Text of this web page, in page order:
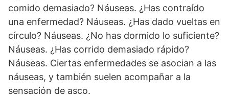
comido demasiado? Náuseas. ¿Has contraído
una enfermedad? Náuseas. ¿Has dado vueltas en
círculo? Náuseas. ¿No has dormido lo suficiente?
Náuseas. ¿Has corrido demasiado rápido?
Náuseas. Ciertas enfermedades se asocian a las
náuseas, y también suelen acompañar a la
sensación de asco.